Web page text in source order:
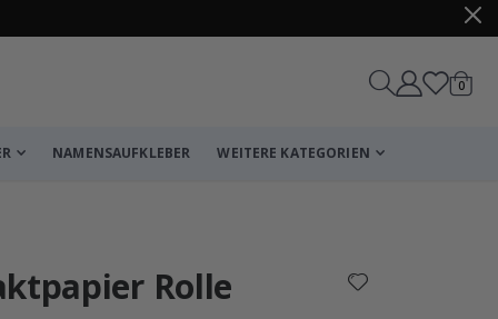
Wagen
0
NAMENSAUFKLEBER WEITERE KATEGORIEN
Rolle